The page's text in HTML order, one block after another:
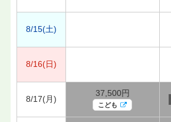
8/15(土)
8/16(日)
8/17(月)
37,500円
こども